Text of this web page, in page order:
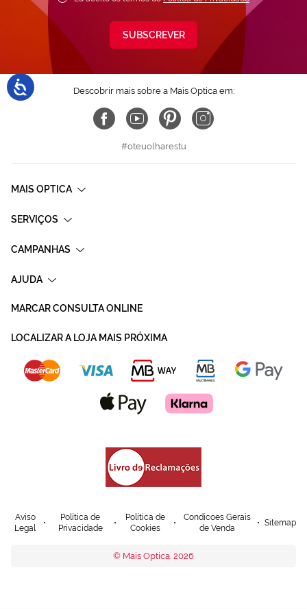
SUBSCREVER
Descobrir mais sobre a Mais Optica em:
#oteuolharestu
MAIS OPTICA
SERVIÇOS
CAMPANHAS
AJUDA
MARCAR CONSULTA ONLINE
LOCALIZAR A LOJA MAIS PRÓXIMA
Aviso
Legal
Política de
Privacidade
Política de
Cookies
Condicoes Gerais
de Venda
Sitemap
© Mais Optica. 2026